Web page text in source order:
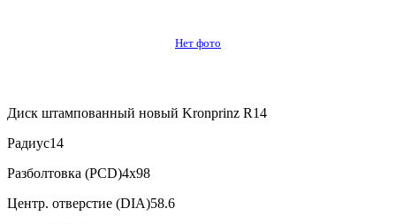
Нет фото
Диск штампованный новый Kronprinz R14
Радиус14
Разболтовка (PCD)4x98
Центр. отверстие (DIA)58.6